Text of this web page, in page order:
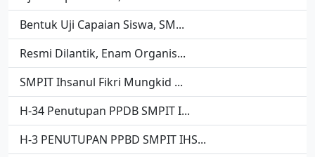
Bentuk Uji Capaian Siswa, SM...
Resmi Dilantik, Enam Organis...
SMPIT Ihsanul Fikri Mungkid ...
H-34 Penutupan PPDB SMPIT I...
H-3 PENUTUPAN PPBD SMPIT IHS...